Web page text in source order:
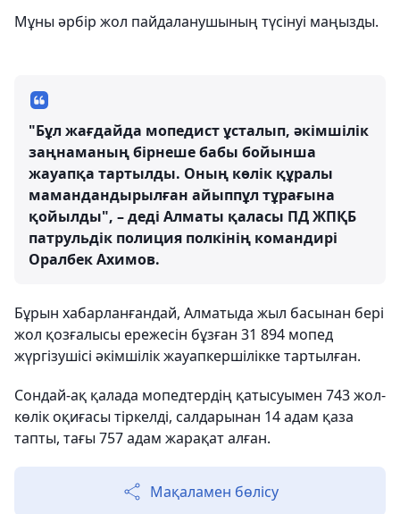
Мұны әрбір жол пайдаланушының түсінуі маңызды.
"Бұл жағдайда мопедист ұсталып, әкімшілік
заңнаманың бірнеше бабы бойынша
жауапқа тартылды. Оның көлік құралы
мамандандырылған айыппұл тұрағына
қойылды", – деді Алматы қаласы ПД ЖПҚБ
патрульдік полиция полкінің командирі
Оралбек Ахимов.
Бұрын хабарланғандай, Алматыда жыл басынан бері
жол қозғалысы ережесін бұзған 31 894 мопед
жүргізушісі әкімшілік жауапкершілікке тартылған.
Сондай-ақ қалада мопедтердің қатысуымен 743 жол-
көлік оқиғасы тіркелді, салдарынан 14 адам қаза
тапты, тағы 757 адам жарақат алған.
Мақаламен бөлісу